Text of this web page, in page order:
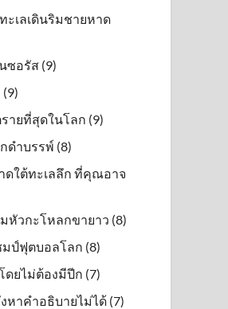
ะเลเดินริมชายหาด
ซอรัส (9)
ายที่สุดในโลก (9)
ดําบรรพ์ (8)
ดใต้ทะเลลึก ที่คุณอาจ
หัวกะโหลกขายาว (8)
ป์ฟุตบอลโลก (8)
ยไม่ต้องมีปีก (7)
หาคำอธิบายไม่ได้ (7)